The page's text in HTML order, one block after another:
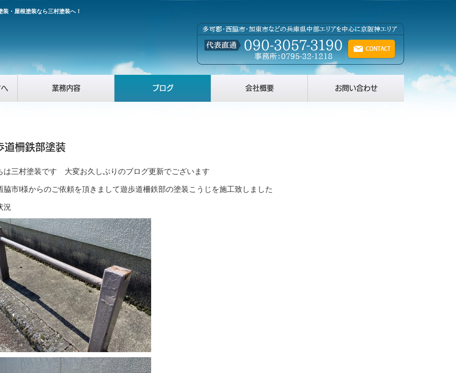
・屋根塗装なら三村塗装へ！
業務内容 ブログ 会社概要 お問い合わせ
道柵鉄部塗装
は三村塗装です 大変お久しぶりのブログ更新でございます
脇市I様からのご依頼を頂きまして遊歩道柵鉄部の塗装こうじを施工致しました
況